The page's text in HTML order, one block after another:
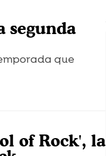
segunda
que
of Rock', la